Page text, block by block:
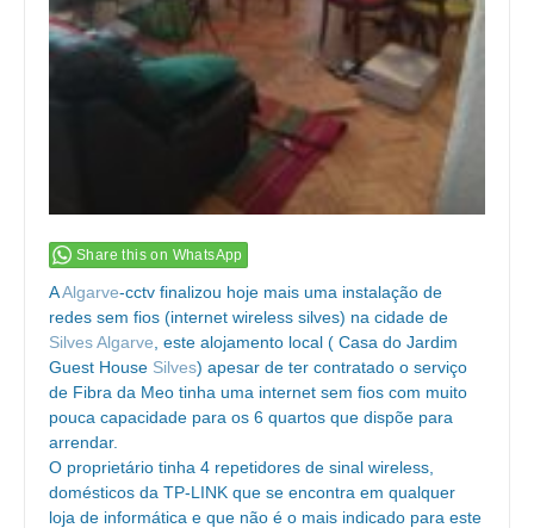
Share this on WhatsApp
AAlgarve-cctv finalizou hoje mais uma instalação de
redes sem fios (internet wireless silves) na cidade de
SilvesAlgarve , este alojamento local ( Casa do Jardim
Guest House Silves) apesar de ter contratado o serviço
de Fibra da Meo tinha uma internet sem fios com muito
pouca capacidade para os 6 quartos que dispõe para
arrendar.
O proprietário tinha 4 repetidores de sinal wireless,
domésticos da TP-LINK que se encontra em qualquer
loja de informática e que não é o mais indicado para este